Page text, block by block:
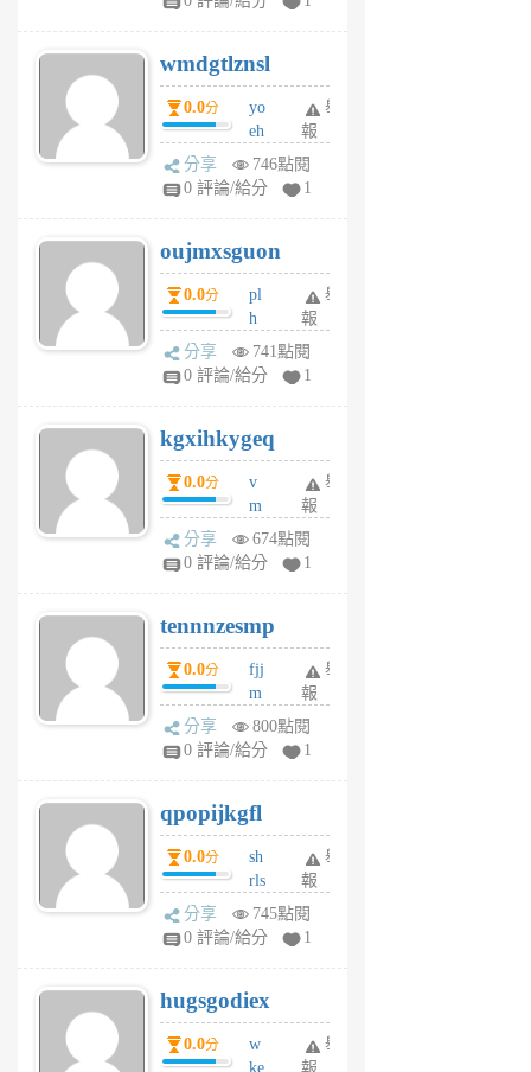
R
P
m
v
A
V
個
月
前
wmdgtlznsl
0.0分
yo
eh
ld
gy
個
月
前
舉
報
分享
746點閱
0 評論/給分
1
oujmxsguon
0.0分
pl
h
wi
w
6
個
月
前
舉
報
分享
741點閱
0 評論/給分
1
kgxihkygeq
0.0分
v
m
sg
sr
6
個
月
前
舉
報
分享
674點閱
0 評論/給分
1
tennnzesmp
0.0分
fjj
m
w
rs
6
個
月
前
舉
報
分享
800點閱
0 評論/給分
1
qpopijkgfl
0.0分
sh
rls
k
m
6
個
月
舉
報
分享
745點閱
0 評論/給分
1
hugsgodiex
0.0分
w
ke
舉
報